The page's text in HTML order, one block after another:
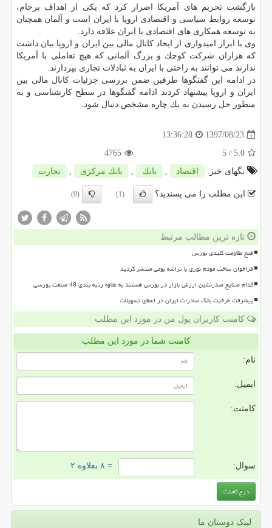
بازگشت تحریم های آمریكا اصرار كرد كه یكی از اهداف برجام،
توسعه روابط سیاسی و اقتصادی اروپا با ایران است و آلمان همچنان
به توسعه همكاری های اقتصادی با ایران علاقه دارد.
وی با ابراز امیدواری از ایحاد كانال مالی بین ایران و اروپا بیان داشت
كه هزاران شركت كوچك و بزرگ آلمانی كه هیچ تعاملی با آمریكا
ندارند می توانند به راحتی با ایران به تبادلات تجاری بپردازند.
در ادامه این گفتگوها طرفین ضمن بررسی جزئیات كانال مالی بین
ایران و اروپا پیشنهاد كردند ادامه گفتگوها در سطح كارشناسی و به
منظور حل رسیدن به یك چاره مشخص دنبال شود.
1397/08/23
13:36:28
5.0
/ 5
4765
تگهای خبر:
اقتصاد , بانك , بانك مركزی , تجارت
این مطلب را می پسندید؟ (1)
(0)
تازه ترین مطالب مرتبط
فتح مقاومت کلیدی بورس
فراخوان ساخت مودم نوری با تراشه بومی منتشر گردید
کدام صنایع صدرنشین ارزش بازار در بورس هستند به علاوه رتبه بندی 48 صنعت بورسی
پیشرفت ظرفیت بانک صادرات ایران در اعطای تسهیلات
کامنت کاربران پول من در مورد این مطلب
کامنت شما در مورد این مطلب
نام:
ایمیل:
کامنت:
سوال: = ۸ بعلاوه ۲
لینک دوستان ما